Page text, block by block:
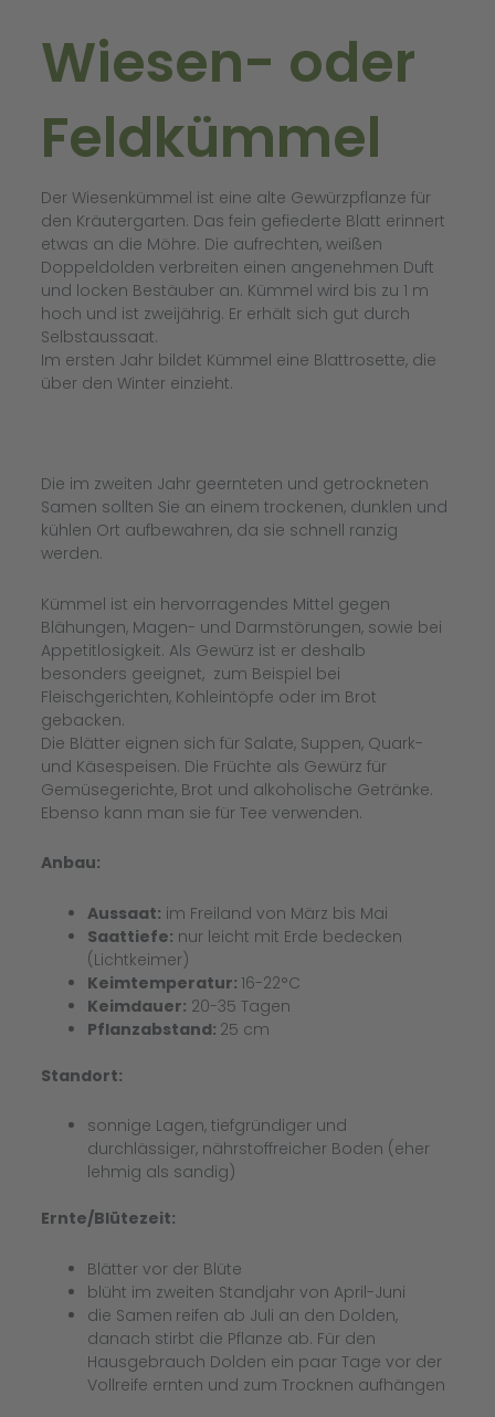
Wiesen- oder
Feldkümmel
Der Wiesenkümmel ist eine alte Gewürzpflanze für
den Kräutergarten. Das fein gefiederte Blatt erinnert
etwas an die Möhre. Die aufrechten, weißen
Doppeldolden verbreiten einen angenehmen Duft
und locken Bestäuber an. Kümmel wird bis zu 1 m
hoch und ist zweijährig. Er erhält sich gut durch
Selbstaussaat.
Im ersten Jahr bildet Kümmel eine Blattrosette, die
über den Winter einzieht.
Die im zweiten Jahr geernteten und getrockneten
Samen sollten Sie an einem trockenen, dunklen und
kühlen Ort aufbewahren, da sie schnell ranzig
werden.
Kümmel ist ein hervorragendes Mittel gegen
Blähungen, Magen- und Darmstörungen, sowie bei
Appetitlosigkeit. Als Gewürz ist er deshalb
besonders geeignet, zum Beispiel bei
Fleischgerichten, Kohleintöpfe oder im Brot
gebacken.
Die Blätter eignen sich für Salate, Suppen, Quark-
und Käsespeisen. Die Früchte als Gewürz für
Gemüsegerichte, Brot und alkoholische Getränke.
Ebenso kann man sie für Tee verwenden.
Anbau:
Aussaat: im Freiland von März bis Mai
Saattiefe: nur leicht mit Erde bedecken
(Lichtkeimer)
Keimtemperatur: 16-22°C
Keimdauer: 20-35 Tagen
Pflanzabstand: 25 cm
Standort:
sonnige Lagen, tiefgründiger und
durchlässiger, nährstoffreicher Boden (eher
lehmig als sandig)
Ernte/Blütezeit:
Blätter vor der Blüte
blüht im zweiten Standjahr von April-Juni
die Samen reifen ab Juli an den Dolden,
danach stirbt die Pflanze ab. Für den
Hausgebrauch Dolden ein paar Tage vor der
Vollreife ernten und zum Trocknen aufhängen